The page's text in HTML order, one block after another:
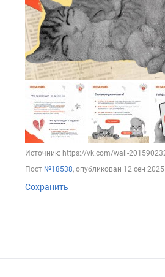
Источник: https://vk.com/wall-
Пост №18538, опубликован 12 сен 2025
Сохранить